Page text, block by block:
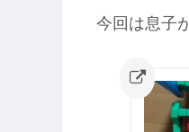
今回は息子